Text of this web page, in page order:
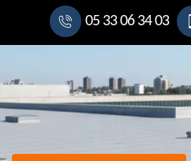
05 33 06 34 03